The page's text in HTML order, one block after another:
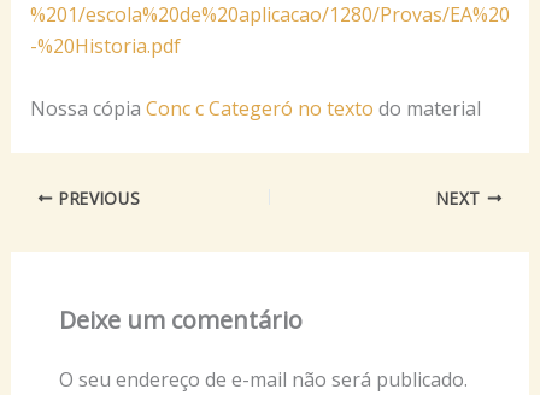
%201/escola%20de%20aplicacao/1280/Provas/EA%20
-%20Historia.pdf
Nossa cópia Conc c Categeró no texto do material
PREVIOUS NEXT
Deixe um comentário
O seu endereço de e-mail não será publicado.